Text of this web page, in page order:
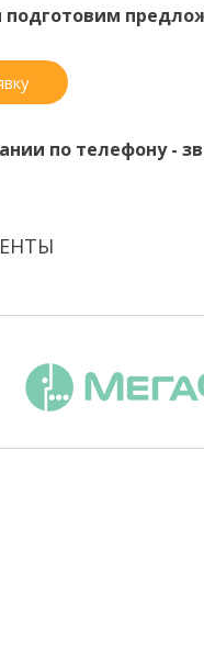
подготовим
по телефону -